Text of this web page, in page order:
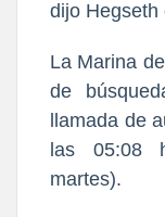
dijo Hegseth
La Marina
de
llamada de
las 05:08
martes).